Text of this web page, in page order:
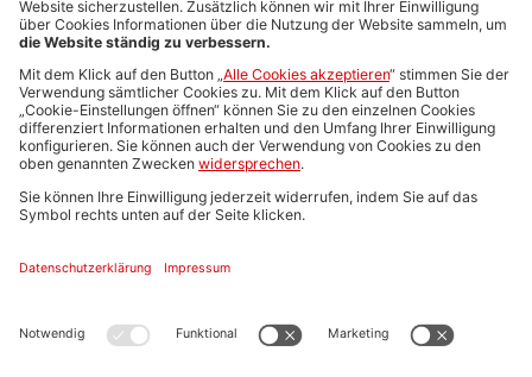
Media-Daten
Newsletteranmeldung
Produktübersicht
ALLGEMEIN
FAQs
Impressum
Stellenangebote C.H.BECK